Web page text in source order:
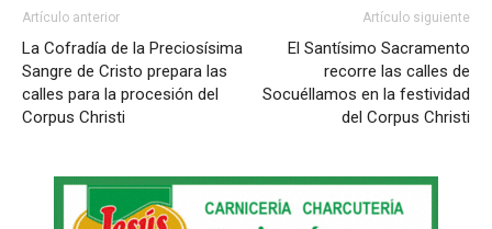
Artículo anterior
La Cofradía de la Preciosísima
Sangre de Cristo prepara las
calles para la procesión del
Corpus Christi
Artículo siguiente
El Santísimo Sacramento
recorre las calles de
Socuéllamos en la festividad
del Corpus Christi